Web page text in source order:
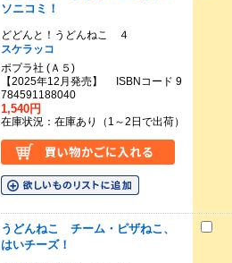
ソニコミ！
どどんと！うどんねこ ４
スケラッコ
ポプラ社 (Ａ５)
【2025年12月発売】 ISBNコード 9
784591188040
1,540円
在庫状況：在庫あり（1～2日で出荷）
うどんねこ チーム・ピザねこ、
はいチーズ！